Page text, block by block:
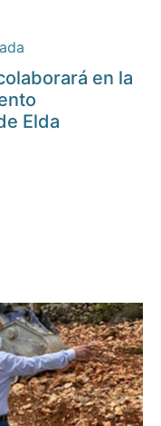
en la
Elda